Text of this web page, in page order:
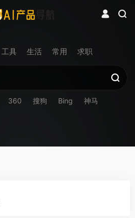
工具 生活 常用 求职
360 搜狗 Bing 神马